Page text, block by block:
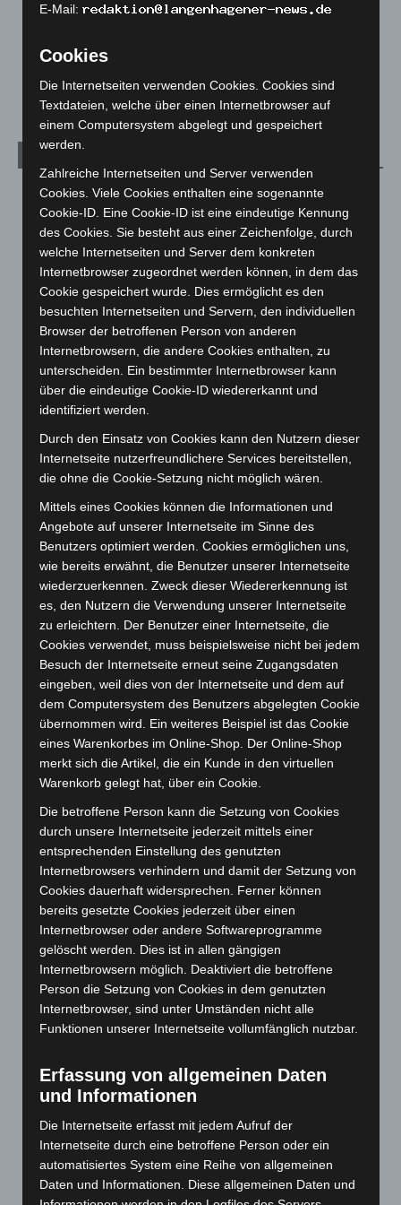
Veranstaltungen
Welt
August 2026(9)
Juli 2026 (73)
Juni 2026(139)
Mai 2026(99)
April 2026(99)
März 2026(115)
Februar 2026(109)
Januar 2026 (122)
Dezember 2025(103)
November 2025(114)
Oktober 2025(112)
August 2025(90)
Juli 2025(90)
Juni 2025(103)
Mai 2025
(112)
April 2025(88)
März 2025(111)
Februar 2025(96)
Januar 2025(88)
Dezember 2024(89)
November 2024(94)
Oktober 2024(93)
September 2024(112)
August 2024(107)
Juli 2024(89)
Juni 2024(107)
Mai 2024(149)
April 2024 (102)
März 2024(103)
Februar 2024
Januar 2024(111)
November 2023(130)
September 2023(133)
August 2023(134)
Juli 2023(118)
E-Mail:
Cookies
Die Internetseiten verwenden Cookies. Cookies sind
Textdateien, welche über einen Internetbrowser auf
einem Computersystem abgelegt und gespeichert
werden.
Zahlreiche Internetseiten und Server verwenden
Cookies. Viele Cookies enthalten eine sogenannte
Cookie-ID. Eine Cookie-ID ist eine eindeutige Kennung
des Cookies. Sie besteht aus einer Zeichenfolge, durch
welche Internetseiten und Server dem konkreten
Internetbrowser zugeordnet werden können, in dem das
Cookie gespeichert wurde. Dies ermöglicht es den
besuchten Internetseiten und Servern, den individuellen
Browser der betroffenen Person von anderen
Internetbrowsern, die andere Cookies enthalten, zu
unterscheiden. Ein bestimmter Internetbrowser kann
über die eindeutige Cookie-ID wiedererkannt und
identifiziert werden.
Durch den Einsatz von Cookies kann den Nutzern dieser
Internetseite nutzerfreundlichere Services bereitstellen,
die ohne die Cookie-Setzung nicht möglich wären.
Mittels eines Cookies können die Informationen und
Angebote auf unserer Internetseite im Sinne des
Benutzers optimiert werden. Cookies ermöglichen uns,
wie bereits erwähnt, die Benutzer unserer Internetseite
wiederzuerkennen. Zweck dieser Wiedererkennung ist
es, den Nutzern die Verwendung unserer Internetseite
zu erleichtern. Der Benutzer einer Internetseite, die
Cookies verwendet, muss beispielsweise nicht bei jedem
Besuch der Internetseite erneut seine Zugangsdaten
eingeben, weil dies von der Internetseite und dem auf
dem Computersystem des Benutzers abgelegten Cookie
übernommen wird. Ein weiteres Beispiel ist das Cookie
eines Warenkorbes im Online-Shop. Der Online-Shop
merkt sich die Artikel, die ein Kunde in den virtuellen
Warenkorb gelegt hat, über ein Cookie.
Die betroffene Person kann die Setzung von Cookies
durch unsere Internetseite jederzeit mittels einer
entsprechenden Einstellung des genutzten
Internetbrowsers verhindern und damit der Setzung von
Cookies dauerhaft widersprechen. Ferner können
bereits gesetzte Cookies jederzeit über einen
Internetbrowser oder andere Softwareprogramme
gelöscht werden. Dies ist in allen gängigen
Internetbrowsern möglich. Deaktiviert die betroffene
Person die Setzung von Cookies in dem genutzten
Internetbrowser, sind unter Umständen nicht alle
Funktionen unserer Internetseite vollumfänglich nutzbar.
Erfassung von allgemeinen Daten
und Informationen
Die Internetseite erfasst mit jedem Aufruf der
Internetseite durch eine betroffene Person oder ein
automatisiertes System eine Reihe von allgemeinen
Daten und Informationen. Diese allgemeinen Daten und